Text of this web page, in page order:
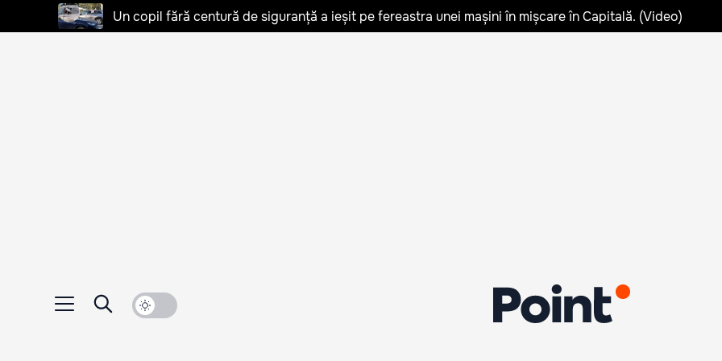
Un copil fără centură de siguranță a ieșit pe fereastra unei mașini în mișcare în Capitală. (Video)